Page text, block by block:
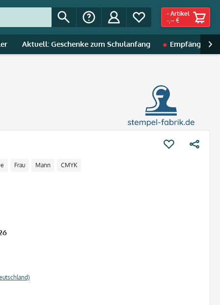
- Artikel
-,-- €
Aktuell: Geschenke zum Schulanfang Empfänger |

Frau Mann CMYK